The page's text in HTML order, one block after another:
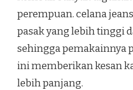
perempuan. celana
pasak yang lebih tinggi
sehingga pemakainnya
ini memberikan kesan
lebih panjang.